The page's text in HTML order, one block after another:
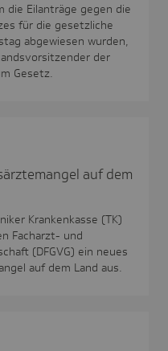
die Eilanträge gegen die
für die gesetzliche
abgewiesen wurden,
der
Gesetz.
auf dem
Krankenkasse (TK)
Facharzt- und
(DFGVG) ein neues
auf dem Land aus.